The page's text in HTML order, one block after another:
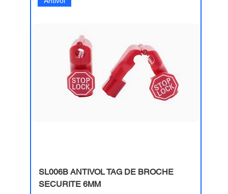
SL006B ​ANTIVOL TAG DE BROCHE
SECURITE 6MM